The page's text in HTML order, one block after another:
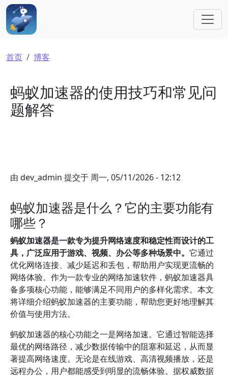
跳转到主要内容
面包屑
首页 博客
蚂蚁加速器的使用技巧和常见问
题解答
由 dev_admin 提交于 周一, 05/11/2026 - 12:12
蚂蚁加速器是什么？它的主要功能有
哪些？
蚂蚁加速器是一款专为提升网络速度和稳定性而设计的工
具，广泛应用于游戏、视频、办公等多种场景中。 它通过
优化网络连接、减少延迟和丢包，帮助用户实现更流畅的
网络体验。作为一款专业的网络加速软件，蚂蚁加速器具
备多项核心功能，能够满足不同用户的多样化需求。本文
将详细介绍蚂蚁加速器的主要功能，帮助您更好地理解其
价值与使用方法。
蚂蚁加速器的核心功能之一是网络加速。它通过智能选择
最优的网络路径，减少数据传输中的阻塞和延迟，从而显
著提高网络速度。无论是在线游戏、高清视频播放，还是
远程办公，用户都能感受到明显的流畅体验。据权威数据